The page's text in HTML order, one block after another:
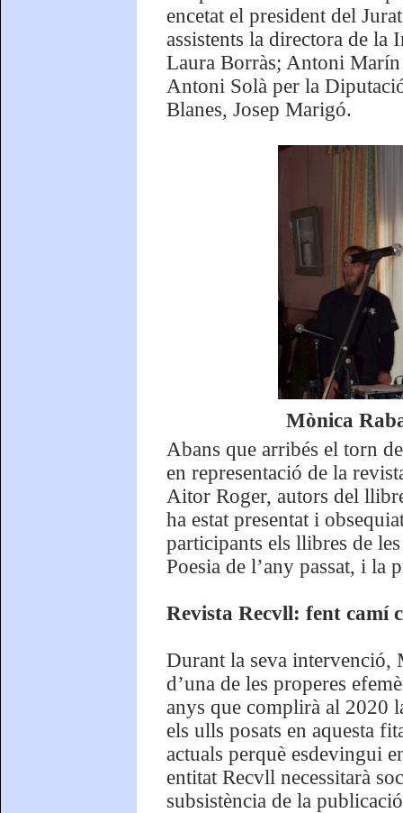
encetat el president del
assistents la directora de la
Laura Borràs; Antoni Marín
Antoni Solà per la
Blanes, Josep Marigó.
Mònica
Abans que arribés el torn
en representació de la
Aitor Roger, autors del
ha estat presentat i
participants els llibres de
Poesia de l’any passat, i la
Revista Recvll: fent camí
Durant la seva intervenció,
d’una de les properes
anys que complirà al 2020
els ulls posats en aquesta
actuals perquè esdevingui
entitat Recvll necessitarà
subsistència de la